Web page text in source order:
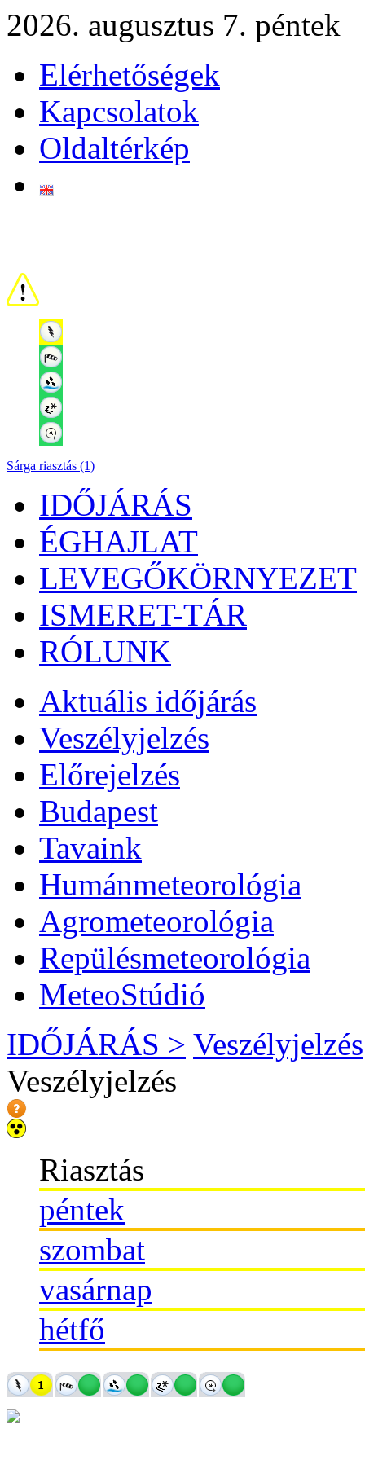
2026. augusztus 7. péntek
Elérhetőségek
Kapcsolatok
Oldaltérkép
Sárga riasztás (1)
IDŐJÁRÁS
ÉGHAJLAT
LEVEGŐKÖRNYEZET
ISMERET-TÁR
RÓLUNK
Aktuális időjárás
Veszélyjelzés
Előrejelzés
Budapest
Tavaink
Humánmeteorológia
Agrometeorológia
Repülésmeteorológia
MeteoStúdió
IDŐJÁRÁS > Veszélyjelzés
Veszélyjelzés
Riasztás
péntek
szombat
vasárnap
hétfő